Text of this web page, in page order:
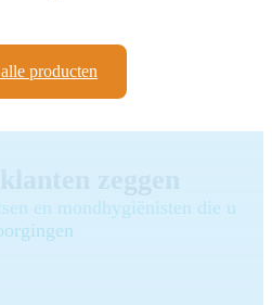
producten
en mondhygiënisten die u